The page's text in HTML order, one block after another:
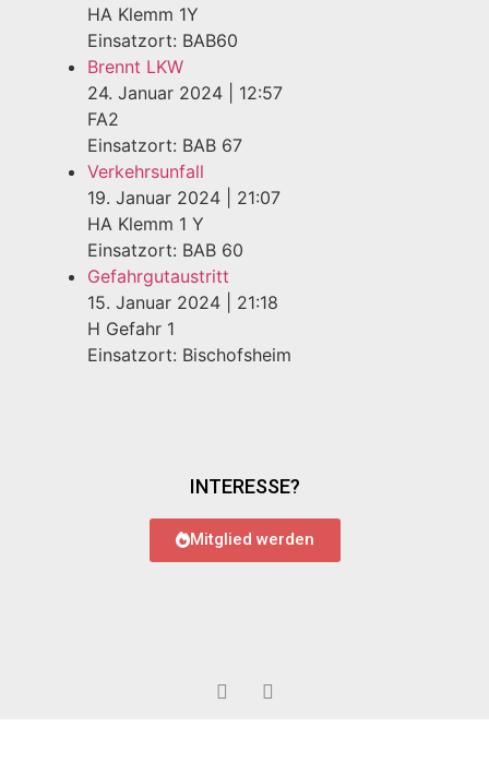
HA Klemm 1Y
Einsatzort: BAB60
Brennt LKW
24. Januar 2024
12:57
FA2
Einsatzort: BAB 67
Verkehrsunfall
19. Januar 2024
21:07
HA Klemm 1 Y
Einsatzort: BAB 60
Gefahrgutaustritt
15. Januar 2024
21:18
H Gefahr 1
Einsatzort: Bischofsheim
INTERESSE?
Mitglied werden